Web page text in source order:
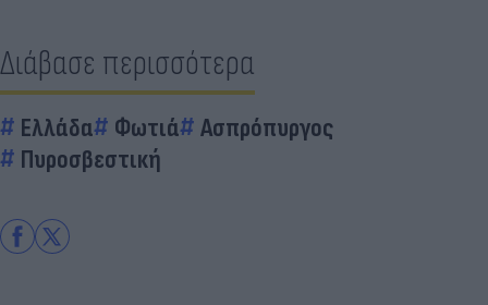
Διάβασε περισσότερα
Ελλάδα Φωτιά
Ασπρόπυργος
Πυροσβεστική